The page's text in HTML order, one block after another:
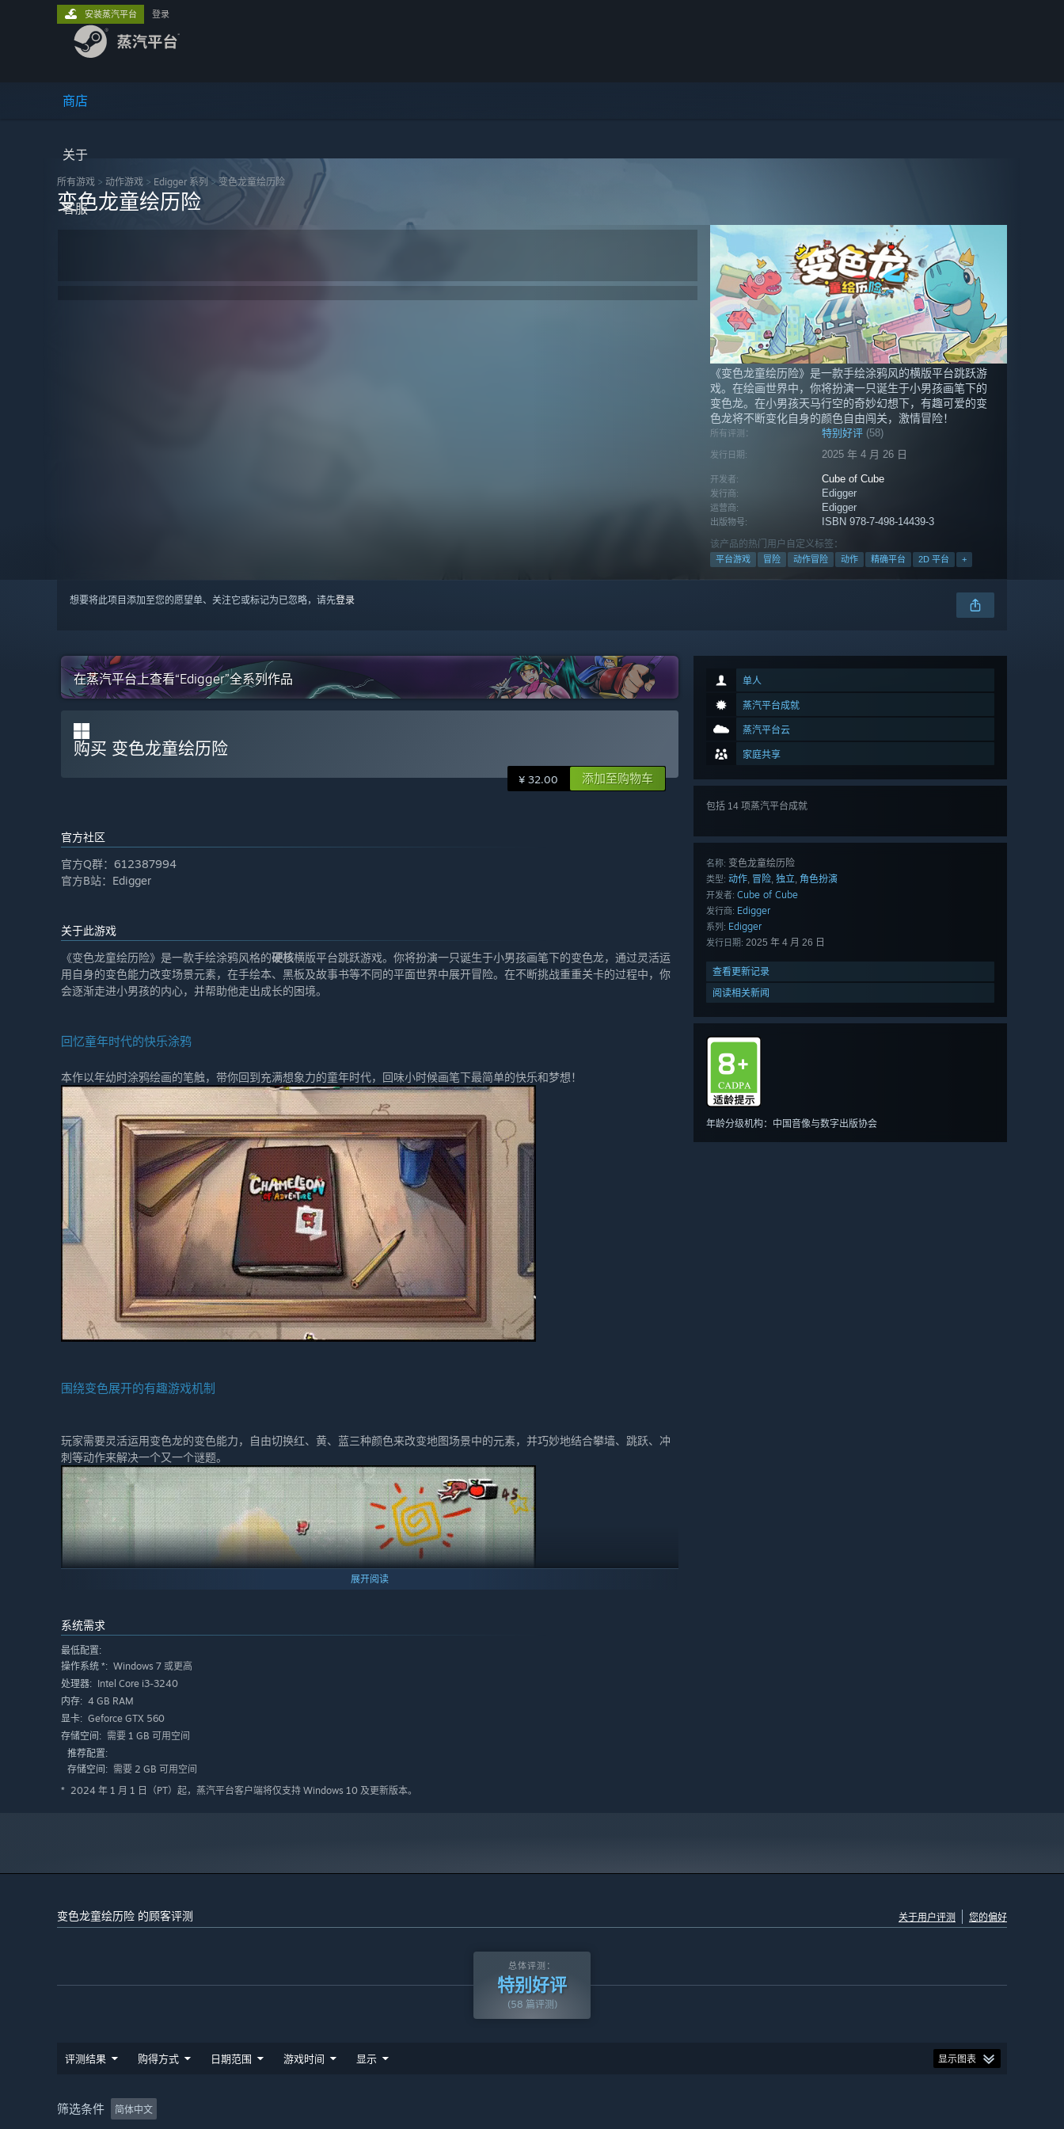
商店
关于
客服
安装蒸汽平台 登录
所有游戏 > 动作‎游戏 > Edigger 系列 >变色龙童绘历险
变色龙童绘历险
《变色龙童绘历险》是一款手绘涂鸦风的横版平台跳跃游
戏。在绘画世界中，你将扮演一只诞生于小男孩画笔下的
变色龙。在小男孩天马行空的奇妙幻想下，有趣可爱的变
色龙将不断变化自身的颜色自由闯关，激情冒险！
所有评测： 特别好评 (58)
发行日期: 2025 年 4 月 26 日
开发者: Cube of Cube
发行商: Edigger
运营商: Edigger
出版物号: ISBN 978-7-498-14439-3
该产品的热门用户自定义标签：
平台游戏 冒险 动作冒险 动作 精确平台 2D 平台 +
想要将此项目添加至您的愿望单、关注它或标记为已忽略，请先登录
单人
蒸汽平台成就
蒸汽平台云
家庭共享
包括 14 项蒸汽平台成就
名称: 变色龙童绘历险
类型: 动作, 冒险, 独立, 角色扮演
开发者: Cube of Cube
发行商: Edigger
系列: Edigger
发行日期: 2025 年 4 月 26 日
查看更新记录
阅读相关新闻
年龄分级机构：中国音像与数字出版协会
在蒸汽平台上查看“Edigger”全系列作品
购买 变色龙童绘历险
¥ 32.00 添加至购物车
官方社区
官方Q群：612387994
官方B站：Edigger
关于此游戏
《变色龙童绘历险》是一款手绘涂鸦风格的硬核横版平台跳跃游戏。你将扮演一只诞生于小男孩画笔下的变色龙，通过灵活运
用自身的变色能力改变场景元素，在手绘本、黑板及故事书等不同的平面世界中展开冒险。在不断挑战重重关卡的过程中，你
会逐渐走进小男孩的内心，并帮助他走出成长的困境。
回忆童年时代的快乐涂鸦
本作以年幼时涂鸦绘画的笔触，带你回到充满想象力的童年时代，回味小时候画笔下最简单的快乐和梦想！
围绕变色展开的有趣游戏机制
玩家需要灵活运用变色龙的变色能力，自由切换红、黄、蓝三种颜色来改变地图场景中的元素，并巧妙地结合攀墙、跳跃、冲
刺等动作来解决一个又一个谜题。
奇妙的关卡场景与机关
此外，在游戏中你将看到童年的粉笔画，数学公式，课程表，课堂作业等大家熟悉的校园内容，在这些有趣的场景中，变色龙
展开阅读
系统需求
最低配置:
操作系统 *: Windows 7 或更高
处理器: Intel Core i3-3240
内存: 4 GB RAM
显卡: Geforce GTX 560
存储空间: 需要 1 GB 可用空间
推荐配置:
存储空间: 需要 2 GB 可用空间
* 2024 年 1 月 1 日（PT）起，蒸汽平台客户端将仅支持 Windows 10 及更新版本。
变色龙童绘历险 的顾客评测 关于用户评测 您的偏好
总体评测：
特别好评
(58 篇评测)
评测结果 购得方式 日期范围 游戏时间 显示 显示图表
筛选条件 简体中文